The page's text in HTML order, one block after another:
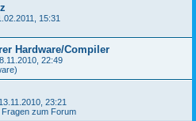
15:31
Hardware/Compiler
22:49
13.11.2010, 23:21
zum Forum